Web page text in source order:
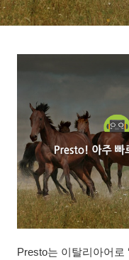
Presto는 이탈리아어로